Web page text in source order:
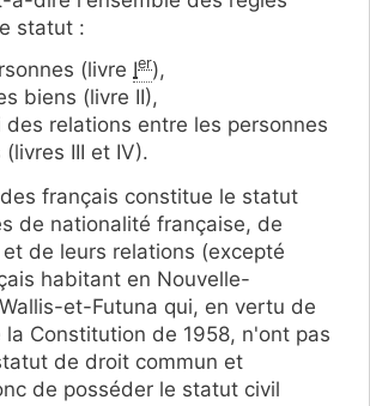
statut :
(livre Ier),
biens (livre II),
des relations entre les personnes
(livres III et IV).
français constitue le statut
de nationalité française, de
de leurs relations (excepté
habitant en Nouvelle-
et-Futuna qui, en vertu de
Constitution de 1958, n'ont pas
de droit commun et
de posséder le statut civil